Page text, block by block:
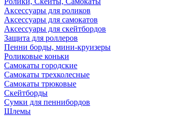
Аксессуары для роликов
Аксессуары для самокатов
Аксессуары для скейтбордов
Защита для роллеров
Пенни борды, мини-круизеры
Роликовые коньки
Самокаты городские
Самокаты трехколесные
Самокаты трюковые
Скейтборды
Сумки для пеннибордов
Шлемы